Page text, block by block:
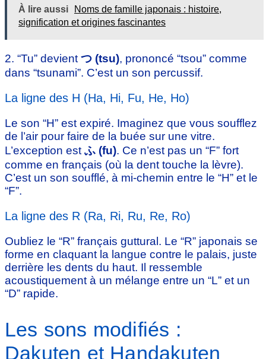
À lire aussi
Noms de famille japonais : histoire,
signification et origines fascinantes
2. “Tu” devientつ (tsu), prononcé “tsou” comme
dans “tsunami”. C’est un son percussif.
La ligne des H (Ha, Hi, Fu, He, Ho)
Le son “H” est expiré. Imaginez que vous soufflez
de l’air pour faire de la buée sur une vitre.
L’exception estふ (fu). Ce n’est pas un “F” fort
comme en français (où la dent touche la lèvre).
C’est un son soufflé, à mi-chemin entre le “H” et le
“F”.
La ligne des R (Ra, Ri, Ru, Re, Ro)
Oubliez le “R” français guttural. Le “R” japonais se
forme en claquant la langue contre le palais, juste
derrière les dents du haut. Il ressemble
acoustiquement à un mélange entre un “L” et un
“D” rapide.
Les sons modifiés :
Dakuten et Handakuten